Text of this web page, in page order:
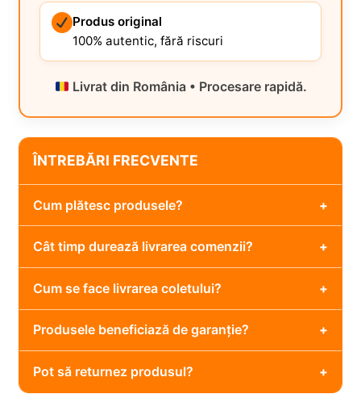
Produs original
100% autentic, fără riscuri
Livrat din România • Procesare rapidă.
ÎNTREBĂRI FRECVENTE
Cum plătesc produsele?
Cât timp durează livrarea comenzii?
Cum se face livrarea coletului?
Produsele beneficiază de garanție?
Pot să returnez produsul?